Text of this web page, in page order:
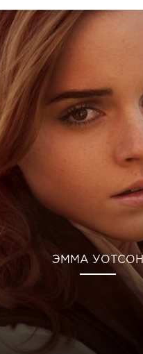
ЭММА УОТСОН